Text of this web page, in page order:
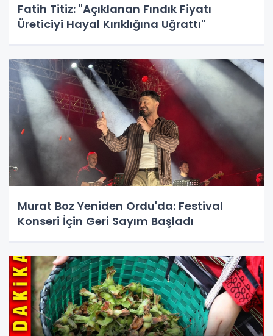
Fatih Titiz: "Açıklanan Fındık Fiyatı
Üreticiyi Hayal Kırıklığına Uğrattı"
Murat Boz Yeniden Ordu'da: Festival
Konseri İçin Geri Sayım Başladı